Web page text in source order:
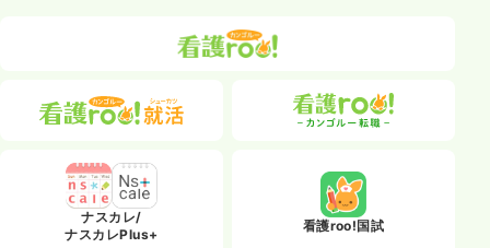
ナスカレ/
ナスカレPlus+
看護roo!国試